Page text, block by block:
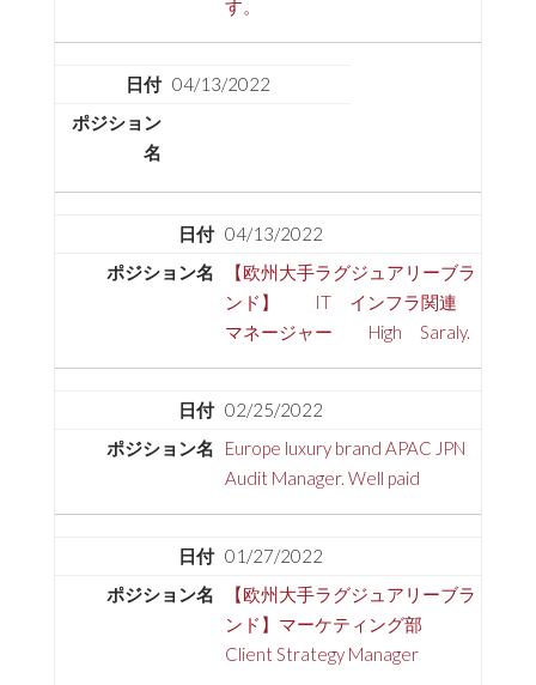
す。
04/13/2022
04/13/2022
【欧州大手ラグジュアリーブラ
ンド】 IT インフラ関連
マネージャー High Saraly.
02/25/2022
Europe luxury brand APAC JPN
Audit Manager. Well paid
01/27/2022
【欧州大手ラグジュアリーブラ
ンド】マーケティング部
Client Strategy Manager